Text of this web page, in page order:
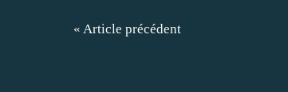
« Article précédent